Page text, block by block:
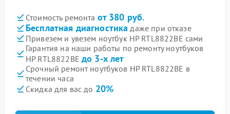
Стоимость ремонта от 380 руб.
Бесплатная диагностика даже при отказе
Привезем и увезем ноутбук HP RTL8822BE сами
Гарантия на наши работы по ремонту ноутбуков
HP RTL8822BE до 3-х лет
Срочный ремонт ноутбуков HP RTL8822BE в
течении часа
Скидка для вас до 20%